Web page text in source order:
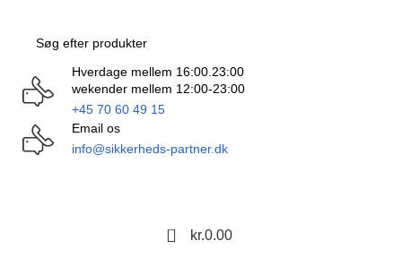
Hverdage mellem 16:00.23:00
wekender mellem 12:00-23:00
+45 70 60 49 15
Email os
info@sikkerheds-partner.dk
0 kr.0.00